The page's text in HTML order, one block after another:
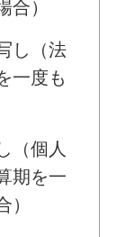
合）
し（法
一度も
（個人
期を一
）